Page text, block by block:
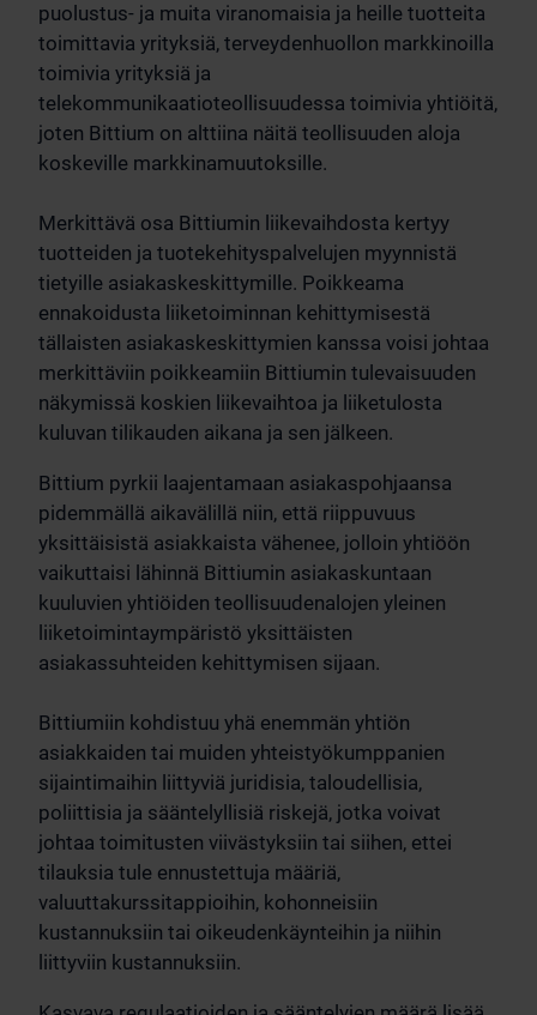
puolustus- ja muita viranomaisia ja heille tuotteita
toimittavia yrityksiä, terveydenhuollon markkinoilla
toimivia yrityksiä ja
telekommunikaatioteollisuudessa toimivia yhtiöitä,
joten Bittium on alttiina näitä teollisuuden aloja
koskeville markkinamuutoksille.
Merkittävä osa Bittiumin liikevaihdosta kertyy
tuotteiden ja tuotekehityspalvelujen myynnistä
tietyille asiakaskeskittymille. Poikkeama
ennakoidusta liiketoiminnan kehittymisestä
tällaisten asiakaskeskittymien kanssa voisi johtaa
merkittäviin poikkeamiin Bittiumin tulevaisuuden
näkymissä koskien liikevaihtoa ja liiketulosta
kuluvan tilikauden aikana ja sen jälkeen.
Bittium pyrkii laajentamaan asiakaspohjaansa
pidemmällä aikavälillä niin, että riippuvuus
yksittäisistä asiakkaista vähenee, jolloin yhtiöön
vaikuttaisi lähinnä Bittiumin asiakaskuntaan
kuuluvien yhtiöiden teollisuudenalojen yleinen
liiketoimintaympäristö yksittäisten
asiakassuhteiden kehittymisen sijaan.
Bittiumiin kohdistuu yhä enemmän yhtiön
asiakkaiden tai muiden yhteistyökumppanien
sijaintimaihin liittyviä juridisia, taloudellisia,
poliittisia ja sääntelyllisiä riskejä, jotka voivat
johtaa toimitusten viivästyksiin tai siihen, ettei
tilauksia tule ennustettuja määriä,
valuuttakurssitappioihin, kohonneisiin
kustannuksiin tai oikeudenkäynteihin ja niihin
liittyviin kustannuksiin.